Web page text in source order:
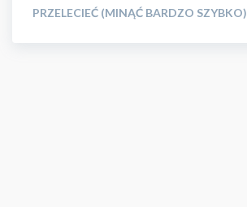
PRZELECIEĆ (MINĄĆ BARDZO SZYBKO)